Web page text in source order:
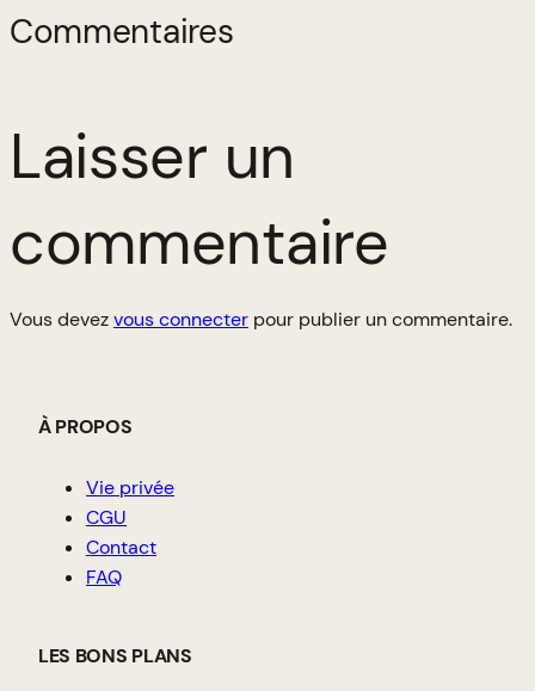
Commentaires
Laisser un
commentaire
Vous devezvous connecter pour publier un commentaire.
À PROPOS
Vie privée
CGU
Contact
FAQ
LES BONS PLANS